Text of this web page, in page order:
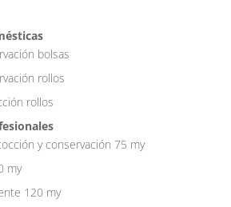
bolsas
rollos
rollos
y conservación 75 my
my
120 my